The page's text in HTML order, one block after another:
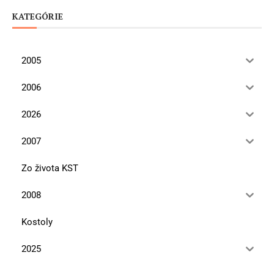
KATEGÓRIE
2005
2006
2026
2007
Zo života KST
2008
Kostoly
2025